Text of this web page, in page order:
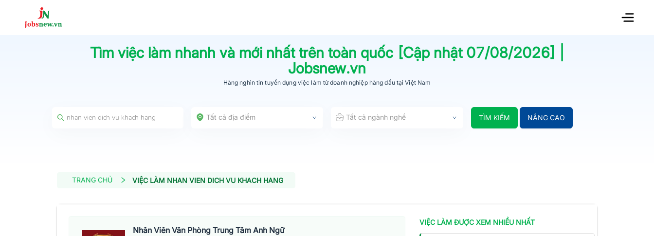
Tìm việc làm nhanh và mới nhất trên toàn quốc [Cập nhật 07/08/2026] |
Jobsnew.vn
Hàng nghìn tin tuyển dụng việc làm từdoanh nghiệp hàng đầutại Việt Nam
Tất cả địa điểm Tất cả ngành nghề TÌM KIẾM NÂNG CAO
TRANG CHỦ VIỆC LÀM NHAN VIEN DICH VU KHACH HANG
Nhân Viên Văn Phòng Trung Tâm Anh Ngữ
VIỆC LÀM ĐƯỢC XEM NHIỀU NHẤT